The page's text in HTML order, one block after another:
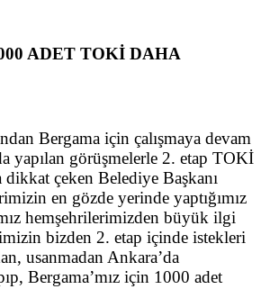
ADET TOKİ DAHA
Bergama için çalışmaya devam
yapılan görüşmelerle 2. etap TOKİ
dikkat çeken Belediye Başkanı
en gözde yerinde yaptığımız
hemşehrilerimizden büyük ilgi
bizden 2. etap içinde istekleri
usanmadan Ankara’da
Bergama’mız için 1000 adet